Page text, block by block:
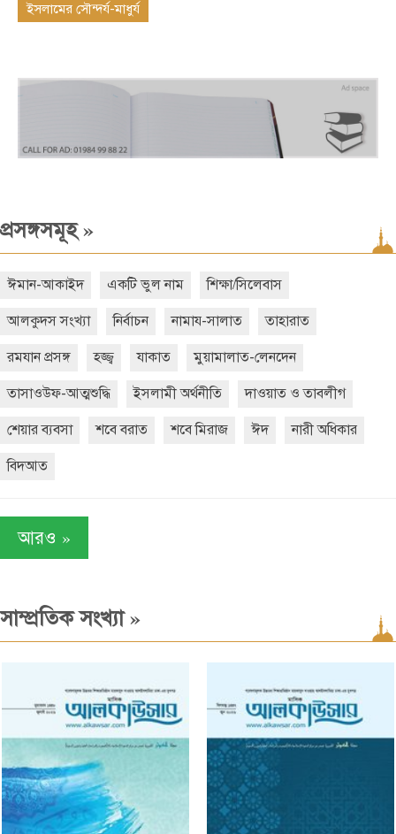
ইসলামের সৌন্দর্য-মাধুর্য
প্রসঙ্গসমূহ»
ঈমান-আকাইদ একটি ভুল নাম শিক্ষা/সিলেবাস
আলকুদস সংখ্যা নির্বাচন নামায-সালাত তাহারাত
রমযান প্রসঙ্গ হজ্জ্ব যাকাত মুয়ামালাত-লেনদেন
তাসাওউফ-আত্মশুদ্ধি ইসলামী অর্থনীতি দাওয়াত ও তাবলীগ
শেয়ার ব্যবসা শবে বরাত শবে মিরাজ ঈদ নারী অধিকার
বিদআত
আরও »
সাম্প্রতিক সংখ্যা»